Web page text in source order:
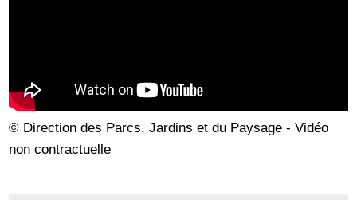
© Direction des Parcs, Jardins et du Paysage - Vidéo
non contractuelle